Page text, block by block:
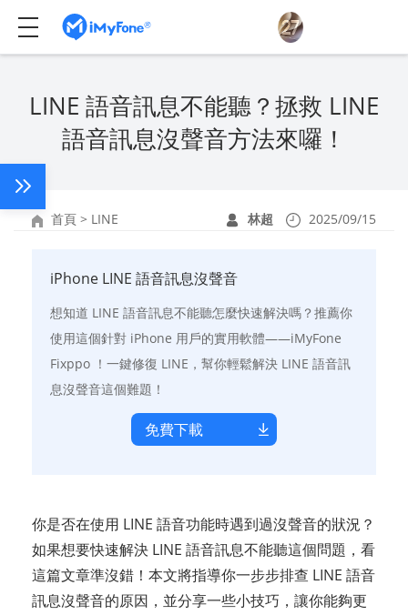
LINE 語音訊息不能聽？拯救 LINE
語音訊息沒聲音方法來囉！
首頁 > LINE 林超 2025/09/15
iPhone LINE 語音訊息沒聲音
想知道 LINE 語音訊息不能聽怎麼快速解決嗎？推薦你
使用這個針對 iPhone 用戶的實用軟體——iMyFone
Fixppo ！一鍵修復 LINE，幫你輕鬆解決 LINE 語音訊
息沒聲音這個難題！
免費下載
你是否在使用 LINE 語音功能時遇到過沒聲音的狀況？
如果想要快速解決 LINE 語音訊息不能聽這個問題，看
這篇文章準沒錯！本文將指導你一步步排查 LINE 語音
訊息沒聲音的原因，並分享一些小技巧，讓你能夠更